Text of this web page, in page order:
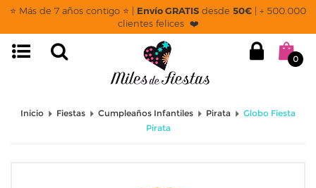
⭐ Más de 7 años contigo ⭐ | Envío GRATIS desde 50€ | + 500.000
clientes felices ❤️
0
Inicio Fiestas Cumpleaños Infantiles Pirata
Globo Fiesta
Pirata